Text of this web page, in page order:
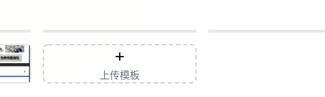
+
上传模板